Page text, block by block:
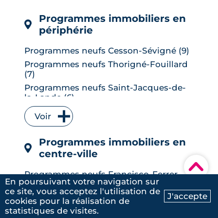
Ma recherche Contactez-nous
▾
Programmes immobiliers en
périphérie
Programmes neufs Cesson-Sévigné (9)
Programmes neufs Thorigné-Fouillard
(7)
Programmes neufs Saint-Jacques-de-
la-Lande (6)
Programmes neufs Vitré (6)
Programmes neufs Bruz (5)
Programmes neufs L' Hermitage (5)
Programmes neufs Le Rheu (5)
Programmes neufs Vezin-le-Coquet (4)
Programmes neufs Betton (3)
Programmes neufs La Chapelle-des-
Voir
Programmes immobiliers en
centre-ville
Programmes neufs Francisco-Ferrer -
Vern - Landry - Poterie (9)
Programmes neufs Thabor – Saint-
Hélier - Alphonse Guérin (9)
En poursuivant votre navigation sur
ce site, vous acceptez l'utilisation de
cookies pour la réalisation de
statistiques de visites.
J'accepte